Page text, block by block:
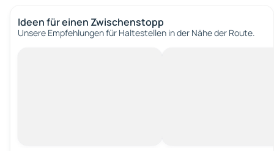
Ideen für einen Zwischenstopp
Unsere Empfehlungen für Haltestellen in der Nähe der Route.